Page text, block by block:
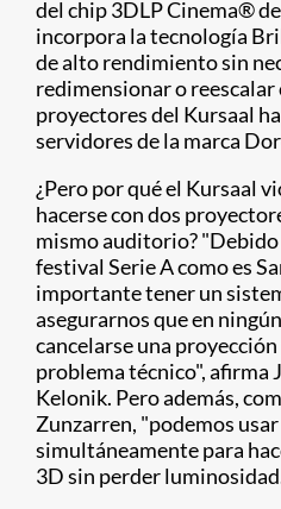
del chip 3DLP Cinema®
incorpora la tecnología
de alto rendimiento sin
redimensionar o reescalar
proyectores del Kursaal
servidores de la marca
¿Pero por qué el Kursaal
hacerse con dos
mismo auditorio? "Debido
festival Serie A como es
importante tener un
asegurarnos que en
cancelarse una
problema técnico", afirma
Kelonik. Pero además,
Zunzarren, "podemos
simultáneamente para
3D sin perder